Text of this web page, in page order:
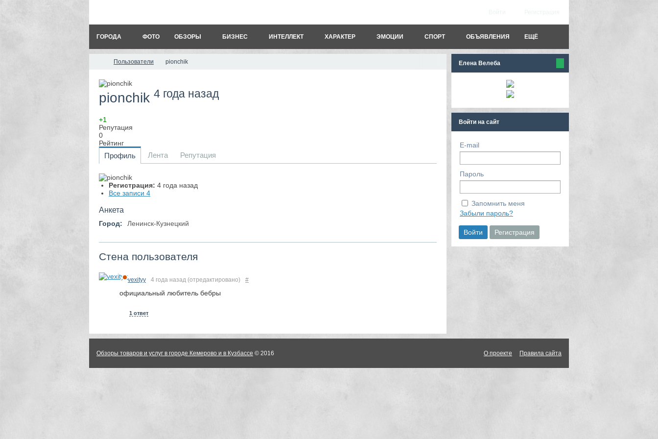
ГОРОДА ФОТО ОБЗОРЫ БИЗНЕС ИНТЕЛЛЕКТ ХАРАКТЕР ЭМОЦИИ СПОРТ ОБЪЯВЛЕНИЯ ЕЩЁ
Пользователи pionchik
pionchik 4 года назад
+1
Репутация
0
Рейтинг
Профиль Лента Репутация
Регистрация: 4 года назад
Все записи 4
Анкета
Город: Ленинск-Кузнецкий
Стена пользователя
vexityy 4 года назад (отредактировано) #
официальный любитель бебры
1 ответ
Елена Велеба
Войти на сайт
E-mail
Пароль
Запомнить меня
Забыли пароль?
Обзоры товаров и услуг в городе Кемерово и в Кузбассе © 2016 О проекте Правила сайта